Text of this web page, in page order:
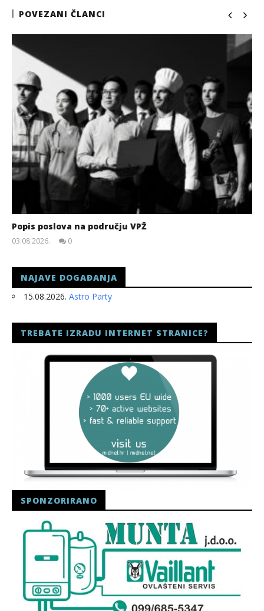
POVEZANI ČLANCI
Popis poslova na području VPŽ
03.08.2026.
0
NAJAVE DOGAĐANJA
15.08.2026. Astro Party
TREBATE IZRADU INTERNET STRANICE?
SPONZORIRANO